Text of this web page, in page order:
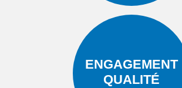
ENGAGEMENT
QUALITÉ